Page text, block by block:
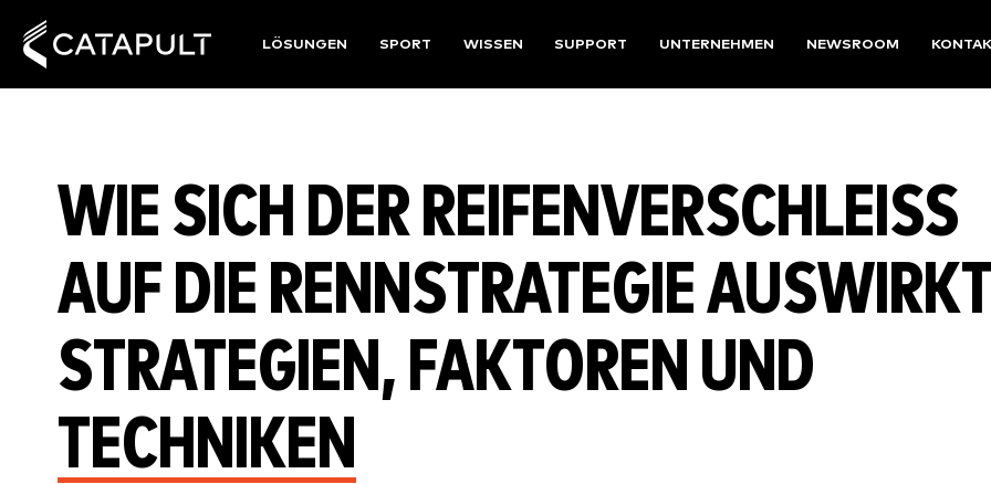
LÖSUNGEN SPORT WISSEN SUPPORT UNTERNEHMEN NEWSROOM
WIE SICH DER REIFENVERSCHLEISS A
UF DIE RENNSTRATEGIE AUSWIRKT:
TRATEGIEN, FAKTOREN UND T
ECHNIKEN